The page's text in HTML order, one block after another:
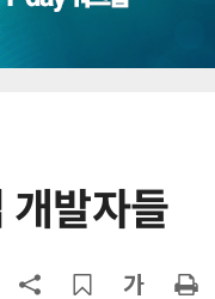
개발자들
장, 내주 美 실리콘밸리